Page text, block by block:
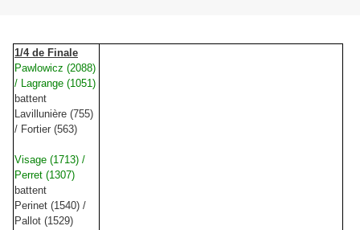
1/4 de Finale
Pawlowicz (2088)
/ Lagrange (1051)
battent
Lavillunière (755)
/ Fortier (563)
Visage (1713) /
Perret (1307)
battent
Perinet (1540) /
Pallot (1529)